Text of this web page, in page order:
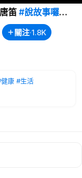
笛#說故事囉
,#TangDI’s
#文化 #希望之声
關注·1.8K
康 #生活
台灣人震驚與婉
法解決，那就唯有